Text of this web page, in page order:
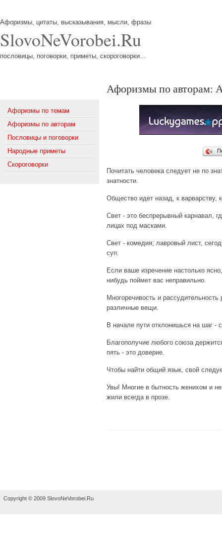
Афоризмы, цитаты, высказывания, мысли, фразы
SlovoNeVorobei.Ru
пословицы, поговорки, приметы, скороговорки...
Афоризмы по темам
Афоризмы по авторам
Пословицы и поговорки
Народные приметы
Скороговорки
Афоризмы по авторам:
Почитать человека следует не по
знатности.
Общество идет назад, к варварству,
Свет - это беспрерывный карнавал,
лицах под масками.
Свет - комедия; лавровый лист,
суп.
Если ваше изречение настолько
нибудь поймет вас неправильно.
Многоречивость и
различные вещи.
В начале пути отклонишься на шаг -
Благополучие любого союза
пять - это доверие.
Чтобы найти общий язык, свой
Увы! Многие в бытность женихом и
жили всегда в прозе.
Copyright © 2009 SlovoNeVorobei.Ru